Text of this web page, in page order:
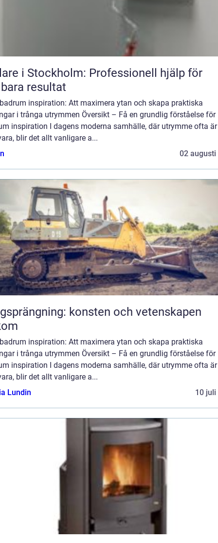
i Stockholm: Professionell hjälp för
resultat
inspiration: Att maximera ytan och skapa praktiska
i trånga utrymmen Översikt – Få en grundlig förståelse för
inspiration I dagens moderna samhälle, där utrymme ofta
blir det allt vanligare a...
02 augusti
konsten och vetenskapen
inspiration: Att maximera ytan och skapa praktiska
i trånga utrymmen Översikt – Få en grundlig förståelse för
inspiration I dagens moderna samhälle, där utrymme ofta
blir det allt vanligare a...
Lundin
10 juli